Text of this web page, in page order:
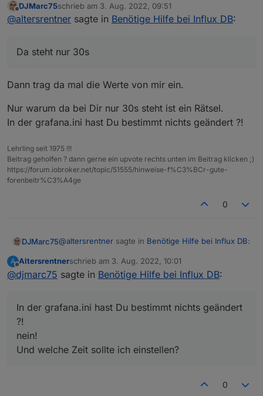
Offline
DJMarc75schrieb am 3. Aug. 2022, 09:51
zuletzt editiert von
@altersrentner sagte in Benötige Hilfe bei Influx DB:
Da steht nur 30s
Dann trag da mal die Werte von mir ein.
Nur warum da bei Dir nur 30s steht ist ein Rätsel.
In der grafana.ini hast Du bestimmt nichts geändert ?!
Lehrling seit 1975 !!!
Beitrag geholfen ? dann gerne ein upvote rechts unten im Beitrag klicken ;)
https://forum.iobroker.net/topic/51555/hinweise-f%C3%BCr-gute-
forenbeitr%C3%A4ge
0
DJMarc75@altersrentner sagte in Benötige Hilfe bei Influx DB:
Da steht nur 30s
Dann trag da mal die Werte von mir ein.
?!
A
Offline
Altersrentnerschrieb am 3. Aug. 2022, 10:01
zuletzt editiert von
@djmarc75 sagte in Benötige Hilfe bei Influx DB:
In der grafana.ini hast Du bestimmt nichts geändert
?!
nein!
Und welche Zeit sollte ich einstellen?
0